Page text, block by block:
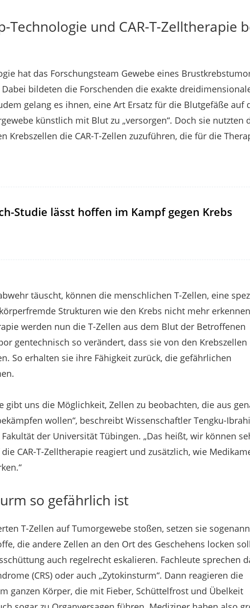
Technologie und CAR-T-Zelltherapie
hat das Forschungsteam Gewebe eines
bildeten die Forschenden die exakte
gelang es ihnen, eine Art Ersatz für die Blutgefäße auf
künstlich mit Blut zu „versorgen“. Doch sie nutzten
Krebszellen die CAR-T-Zellen zuzuführen, die für die
Studie lässt hoffen im Kampf gegen Krebs
täuscht, können die menschlichen T-Zellen, eine
Strukturen wie den Krebs nicht mehr
werden nun die T-Zellen aus dem Blut der Betroffenen
gentechnisch so verändert, dass sie von den Krebszellen
So erhalten sie ihre Fähigkeit zurück, die gefährlichen
gibt uns die Möglichkeit, Zellen zu beobachten, die aus
wollen“, beschreibt Wissenschaftler Tengku-
der Universität Tübingen. „Das heißt, wir können
CAR-T-Zelltherapie reagiert und zusätzlich, wie
so gefährlich ist
T-Zellen auf Tumorgewebe stoßen, setzen sie
die andere Zellen an den Ort des Geschehens locken
auch regelrecht eskalieren. Fachleute sprechen
(CRS) oder auch „Zytokinsturm“. Dann reagieren die
ganzen Körper, die mit Fieber, Schüttelfrost und Übelkeit